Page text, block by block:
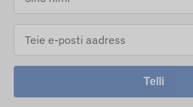
Telli